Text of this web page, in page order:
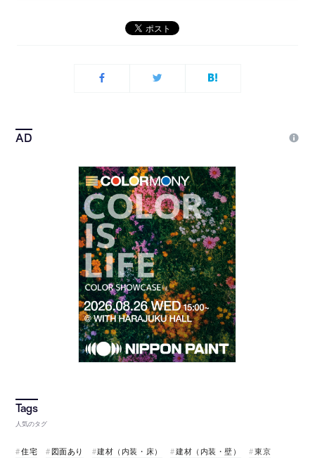
人気のタグ
住宅 図面あり 建材（内装・床） 建材（内装・壁）
東京